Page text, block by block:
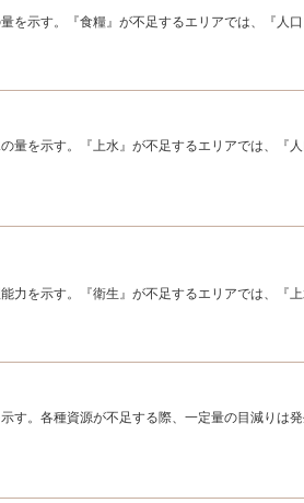
を示す。『食糧』が不足するエリアでは、『人口
量を示す。『上水』が不足するエリアでは、『
力を示す。『衛生』が不足するエリアでは、『上
す。各種資源が不足する際、一定量の目減りは発